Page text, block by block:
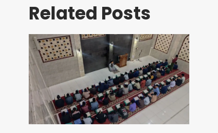
Related Posts